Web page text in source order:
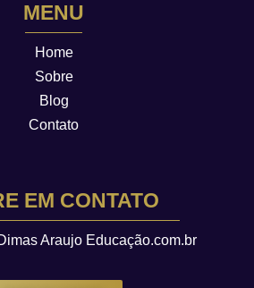
MENU
Home
Sobre
Blog
Contato
EM CONTATO
Araujo Educação.com.br